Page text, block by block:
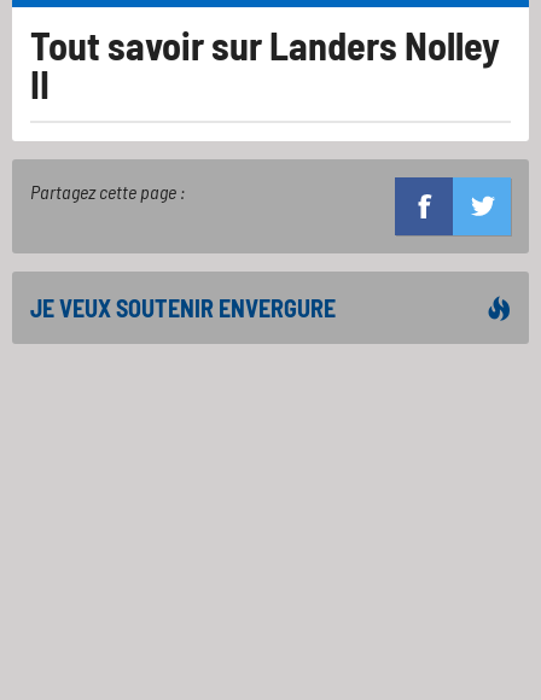
Tout savoir surLanders Nolley
II
Partagez cette page :
JE VEUX SOUTENIR ENVERGURE